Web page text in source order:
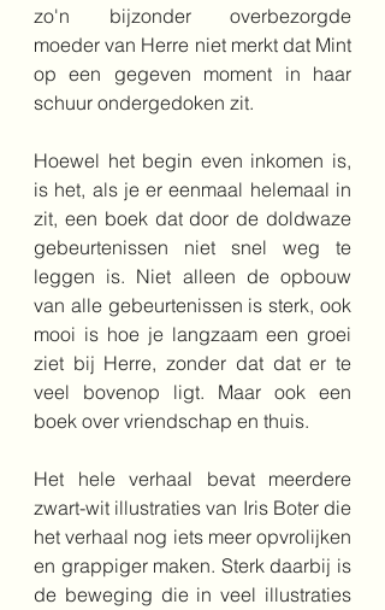
zo'n bijzonder overbezorgde
moeder van Herre niet merkt dat Mint
op een gegeven moment in haar
schuur ondergedoken zit.
Hoewel het begin even inkomen is,
is het, als je er eenmaal helemaal in
zit, een boek dat door de doldwaze
gebeurtenissen niet snel weg te
leggen is. Niet alleen de opbouw
van alle gebeurtenissen is sterk, ook
mooi is hoe je langzaam een groei
ziet bij Herre, zonder dat dat er te
veel bovenop ligt. Maar ook een
boek over vriendschap en thuis.
Het hele verhaal bevat meerdere
zwart-wit illustraties van Iris Boter die
het verhaal nog iets meer opvrolijken
en grappiger maken. Sterk daarbij is
de beweging die in veel illustraties